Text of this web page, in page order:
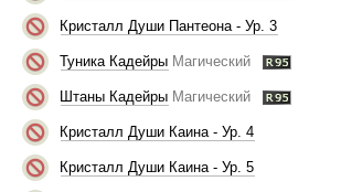
Кристалл Души Пантеона - Ур. 3
Туника Кадейры Магический
Штаны Кадейры Магический
Кристалл Души Каина - Ур. 4
Кристалл Души Каина - Ур. 5